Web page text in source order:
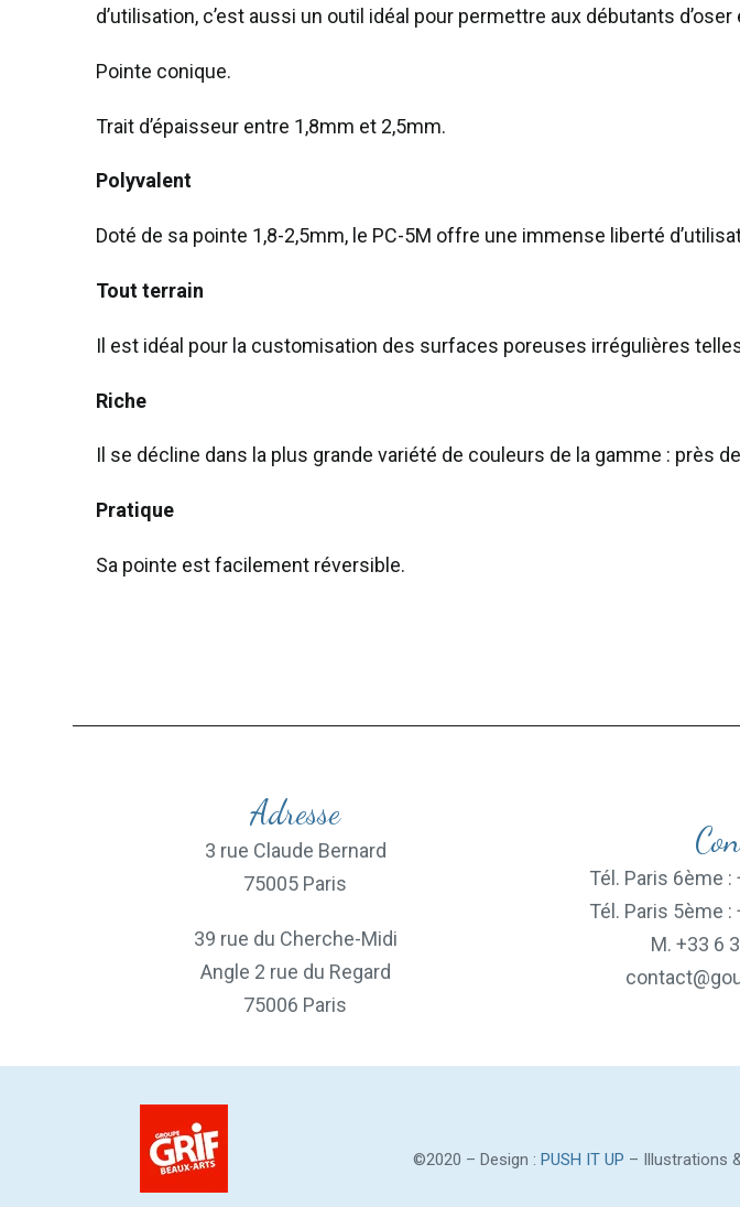
d’utilisation, c’est aussi un outil idéal pour permettre aux débutants
Pointe conique.
Trait d’épaisseur entre 1,8mm et 2,5mm.
Polyvalent
Doté de sa pointe 1,8-2,5mm, le PC-5M offre une immense liberté
Tout terrain
Il est idéal pour la customisation des surfaces poreuses irrégulières
Riche
Il se décline dans la plus grande variété de couleurs de la gamme : près
Pratique
Sa pointe est facilement réversible.
Adresse
3 rue Claude Bernard
75005 Paris
39 rue du Cherche-Midi
Angle 2 rue du Regard
75006 Paris
Tél. Paris 6ème :
Tél. Paris 5ème :
M. +33 6
©2020 – Design : PUSH IT UP – Illustrations